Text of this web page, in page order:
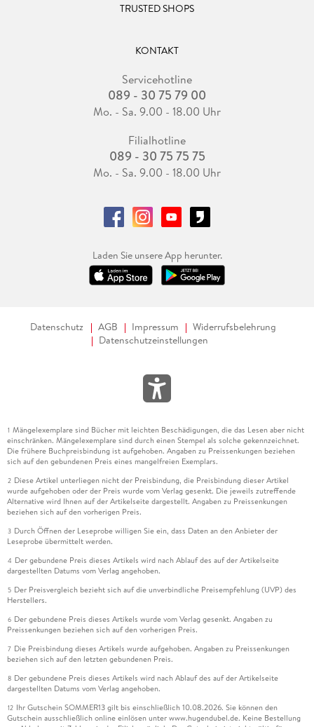
TRUSTED SHOPS
KONTAKT
Servicehotline
089 - 30 75 79 00
Mo. - Sa. 9.00 - 18.00 Uhr
Filialhotline
089 - 30 75 75 75
Mo. - Sa. 9.00 - 18.00 Uhr
Laden Sie unsere App herunter.
Datenschutz AGB Impressum
Widerrufsbelehrung
Datenschutzeinstellungen
1 Mängelexemplare sind Bücher mit leichten Beschädigungen, die das Lesen aber nicht
einschränken. Mängelexemplare sind durch einen Stempel als solche gekennzeichnet.
Die frühere Buchpreisbindung ist aufgehoben. Angaben zu Preissenkungen beziehen
sich auf den gebundenen Preis eines mangelfreien Exemplars.
2 Diese Artikel unterliegen nicht der Preisbindung, die Preisbindung dieser Artikel
wurde aufgehoben oder der Preis wurde vom Verlag gesenkt. Die jeweils zutreffende
Alternative wird Ihnen auf der Artikelseite dargestellt. Angaben zu Preissenkungen
beziehen sich auf den vorherigen Preis.
3 Durch Öffnen der Leseprobe willigen Sie ein, dass Daten an den Anbieter der
Leseprobe übermittelt werden.
4 Der gebundene Preis dieses Artikels wird nach Ablauf des auf der Artikelseite
dargestellten Datums vom Verlag angehoben.
5 Der Preisvergleich bezieht sich auf die unverbindliche Preisempfehlung (UVP) des
Herstellers.
6 Der gebundene Preis dieses Artikels wurde vom Verlag gesenkt. Angaben zu
Preissenkungen beziehen sich auf den vorherigen Preis.
7 Die Preisbindung dieses Artikels wurde aufgehoben. Angaben zu Preissenkungen
beziehen sich auf den letzten gebundenen Preis.
8 Der gebundene Preis dieses Artikels wird nach Ablauf des auf der Artikelseite
dargestellten Datums vom Verlag angehoben.
12 Ihr Gutschein SOMMER13 gilt bis einschließlich 10.08.2026. Sie können den
Gutschein ausschließlich online einlösen unter www.hugendubel.de. Keine Bestellung